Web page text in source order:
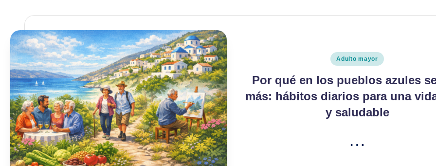
Publicado
Adulto mayor
Por qué en los pueblos azules
más: hábitos diarios para una
y saludable
…